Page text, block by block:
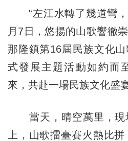
“左江水轉了幾道彎
月7日，悠揚的山歌響徹
那隆鎮第16屆民族文化
式發展主題活動如約而
來，共赴一場民族文化盛宴
當天，晴空萬里，現
上，山歌擂臺賽火熱比